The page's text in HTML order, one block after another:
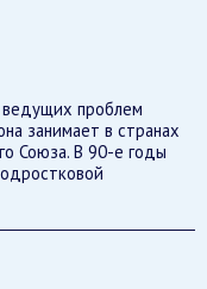
ведущих проблем
занимает в странах
Союза. В 90-е годы